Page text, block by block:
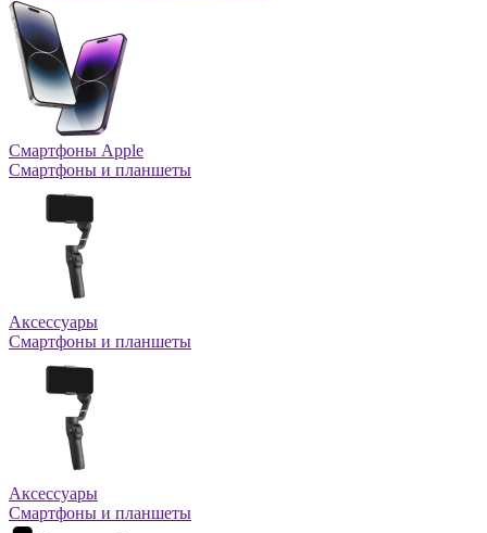
Смартфоны Apple
Смартфоны и планшеты
Аксессуары
Смартфоны и планшеты
Аксессуары
Смартфоны и планшеты